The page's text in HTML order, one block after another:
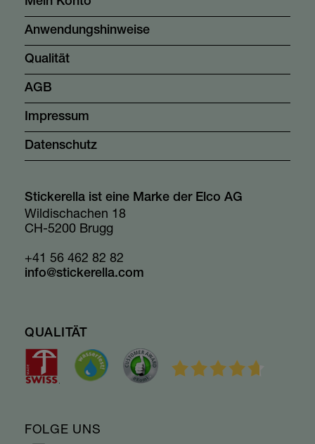
Anwendungshinweise
Qualität
AGB
Impressum
Datenschutz
Stickerella ist eine Marke der Elco AG
Wildischachen 18
CH-5200 Brugg
+41 56 462 82 82
info@stickerella.com
QUALITÄT
FOLGE UNS